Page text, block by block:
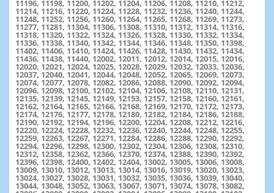
11196, 11198, 11200, 11202, 11204, 11206, 11208, 11210, 11212,
11214, 11216, 11220, 11224, 11228, 11232, 11236, 11240, 11244,
11248, 11252, 11256, 11260, 11264, 11265, 11268, 11269, 11273,
11277, 11281, 11304, 11306, 11308, 11310, 11312, 11314, 11316,
11318, 11320, 11322, 11324, 11326, 11328, 11330, 11332, 11334,
11336, 11338, 11340, 11342, 11344, 11346, 11348, 11350, 11398,
11402, 11406, 11410, 11424, 11426, 11428, 11430, 11432, 11434,
11436, 11438, 11440, 12002, 12011, 12012, 12014, 12015, 12016,
12020, 12021, 12024, 12025, 12028, 12029, 12032, 12033, 12036,
12037, 12040, 12041, 12044, 12048, 12052, 12065, 12069, 12073,
12074, 12077, 12078, 12082, 12086, 12088, 12090, 12092, 12094,
12096, 12098, 12100, 12102, 12104, 12106, 12108, 12110, 12131,
12135, 12139, 12145, 12149, 12153, 12157, 12158, 12160, 12161,
12162, 12164, 12165, 12166, 12168, 12169, 12170, 12172, 12173,
12174, 12176, 12177, 12178, 12180, 12182, 12184, 12186, 12188,
12190, 12192, 12194, 12196, 12200, 12204, 12208, 12212, 12216,
12220, 12224, 12228, 12232, 12236, 12240, 12244, 12248, 12255,
12259, 12263, 12267, 12271, 12284, 12286, 12288, 12290, 12292,
12294, 12296, 12298, 12300, 12302, 12304, 12306, 12308, 12310,
12312, 12358, 12362, 12366, 12370, 12374, 12388, 12390, 12392,
12396, 12398, 12400, 12402, 12404, 13002, 13005, 13006, 13008,
13009, 13010, 13012, 13013, 13014, 13016, 13019, 13020, 13023,
13024, 13027, 13028, 13031, 13032, 13035, 13036, 13039, 13040,
13044, 13048, 13052, 13063, 13067, 13071, 13074, 13078, 13082,